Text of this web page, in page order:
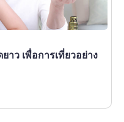
าว เพื่อการเที่ยวอย่าง